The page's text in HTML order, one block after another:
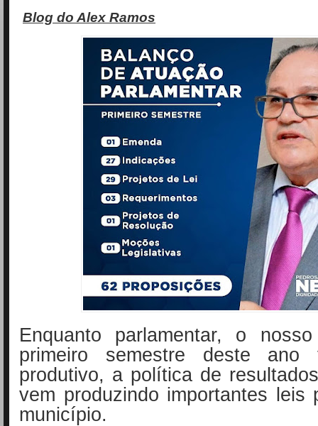
Blog do Alex Ramos
Enquanto parlamentar, o
primeiro semestre deste ano
produtivo, a política de
vem produzindo importantes leis
município.